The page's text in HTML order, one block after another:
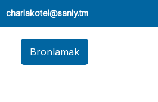
charlakotel@sanly.tm
Bronlamak